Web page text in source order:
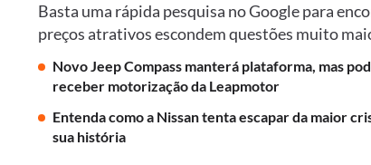
Basta uma rápida pesquisa no Google para
preços atrativos escondem questões muito
Novo Jeep Compass manterá plataforma, mas
receber motorização da Leapmotor
Entenda como a Nissan tenta escapar da maior
sua história